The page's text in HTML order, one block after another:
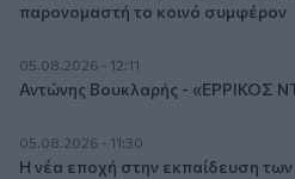
παρονομαστή το κοινό συμφέρον
05.08.2026 - 12:11
Αντώνης Βουκλαρής - «ΕΡΡΙΚΟΣ
05.08.2026 - 11:30
Η νέα εποχή στην εκπαίδευση